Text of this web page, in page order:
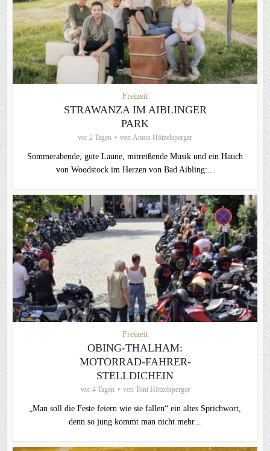
Freizeit
STRAWANZA IM AIBLINGER
PARK
vor 2 Tagen von Anton Hötzelsperger
Sommerabende, gute Laune, mitreißende Musik und ein Hauch
von Woodstock im Herzen von Bad Aibling:...
Freizeit
OBING-THALHAM:
MOTORRAD-FAHRER-
STELLDICHEIN
vor 4 Tagen von Toni Hötzelsperger
„Man soll die Feste feiern wie sie fallen“ ein altes Sprichwort,
denn so jung kommt man nicht mehr...